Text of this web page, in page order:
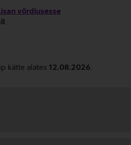
võrdlusesse
kätte alates 12.08.2026